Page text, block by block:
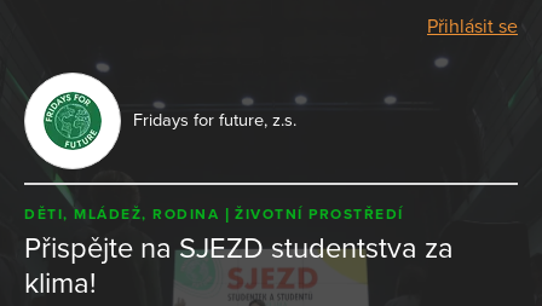
Přihlásit se
Fridays for future, z.s.
DĚTI, MLÁDEŽ, RODINA ŽIVOTNÍ PROSTŘEDÍ
Přispějte na SJEZD studentstva za
klima!